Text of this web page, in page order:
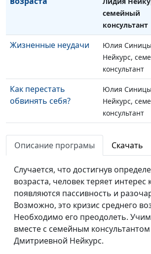
семейный
консультант
Жизненные неудачи
Юлия
Нейкурс,
консультант
Как перестать
обвинять себя?
Юлия
Нейкурс,
консультант
Трудные времена
Нейкурс,
консультант
Ленивый человек
Юлия
Нейкурс,
консультант
Как справляться с
гневом
Юлия
Нейкурс,
консультант
Описание програмы Скачать
Случается, что достигнув
возраста, человек теряет интерес
появляются пассивность и
Возможно, это кризис среднего
Необходимо его преодолеть.
вместе с семейным
Дмитриевной Нейкурс.